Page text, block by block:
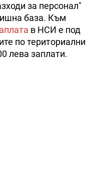
за персонал"
база. Към
в НСИ е под
по териториални
лева заплати.